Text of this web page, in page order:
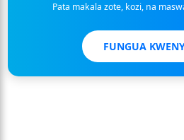
Pata makala zote, kozi, na
FUNGUA